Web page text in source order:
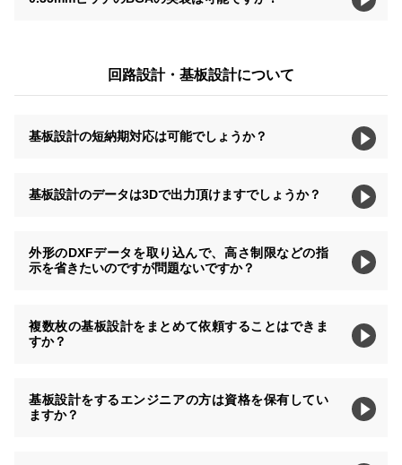
回路設計・基板設計について
基板設計の短納期対応は可能でしょうか？
基板設計のデータは3Dで出力頂けますでしょうか？
外形のDXFデータを取り込んで、高さ制限などの指
示を省きたいのですが問題ないですか？
複数枚の基板設計をまとめて依頼することはできま
すか？
基板設計をするエンジニアの方は資格を保有してい
ますか？